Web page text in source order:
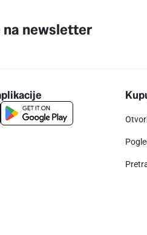
newsletter